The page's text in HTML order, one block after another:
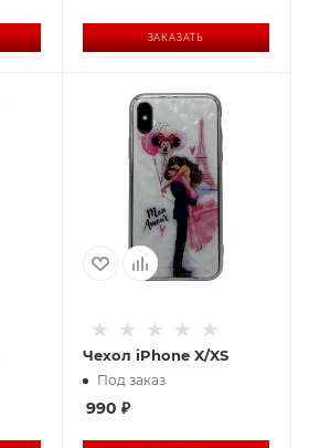
ЗАКАЗАТЬ
Чехол iPhone X/XS
Под заказ
990 ₽